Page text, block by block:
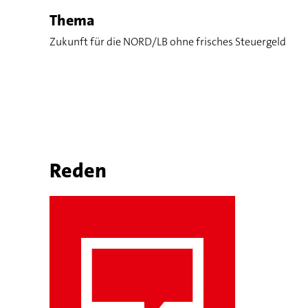
Thema
Zukunft für die NORD/LB ohne frisches Steuergeld
Reden